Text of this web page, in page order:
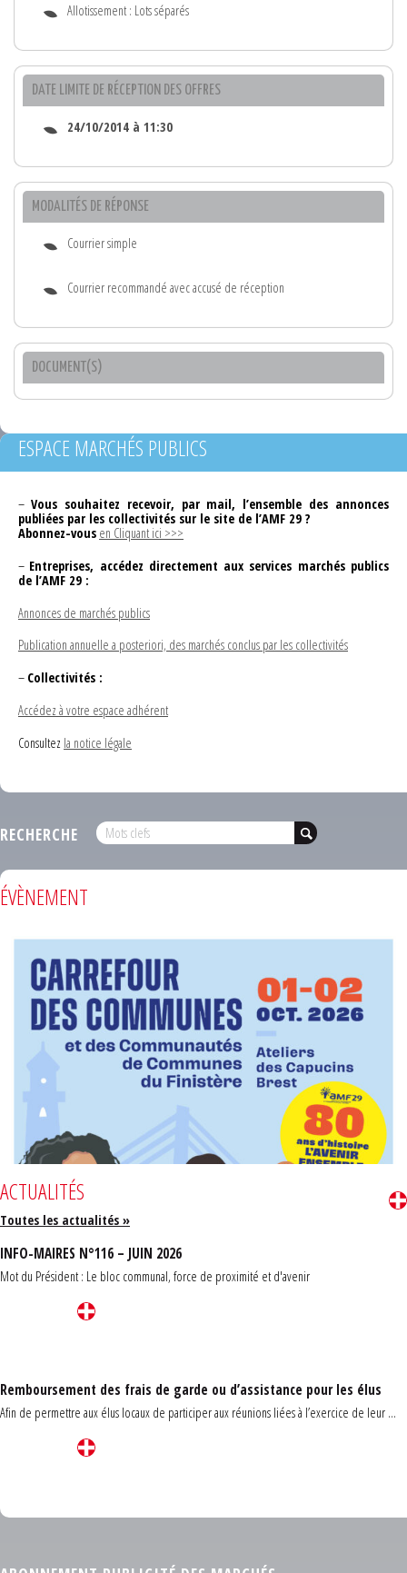
Allotissement : Lots séparés
DATE LIMITE DE RÉCEPTION DES OFFRES
24/10/2014 à 11:30
MODALITÉS DE RÉPONSE
Courrier simple
Courrier recommandé avec accusé de réception
DOCUMENT(S)
ESPACE MARCHÉS PUBLICS
– Vous souhaitez recevoir, par mail, l’ensemble des annonces
publiées par les collectivités sur le site de l’AMF 29 ?
Abonnez-vous en Cliquant ici >>>
– Entreprises, accédez directement aux services marchés publics
de l’AMF 29 :
Annonces de marchés publics
Publication annuelle a posteriori, des marchés conclus par les collectivités
– Collectivités :
Accédez à votre espace adhérent
Consultez la notice légale
RECHERCHE
ÉVÈNEMENT
ACTUALITÉS
Toutes les actualités »
INFO-MAIRES N°116 – JUIN 2026
Mot du Président : Le bloc communal, force de proximité et d'avenir
Remboursement des frais de garde ou d’assistance pour les élus
Afin de permettre aux élus locaux de participer aux réunions liées à l’exercice de leur ...